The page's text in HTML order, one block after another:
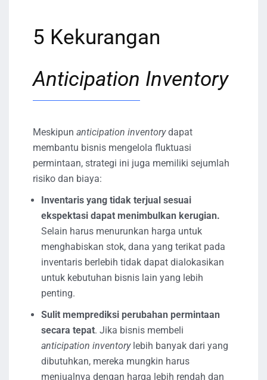
5 Kekurangan
Anticipation Inventory
Meskipun anticipation inventorydapat
membantu bisnis mengelola fluktuasi
permintaan, strategi ini juga memiliki sejumlah
risiko dan biaya:
Inventaris yang tidak terjual sesuai
ekspektasi dapat menimbulkan kerugian.
Selain harus menurunkan harga untuk
menghabiskan stok, dana yang terikat pada
inventaris berlebih tidak dapat dialokasikan
untuk kebutuhan bisnis lain yang lebih
penting.
Sulit memprediksi perubahan permintaan
secara tepat. Jika bisnis membeli
anticipation inventorylebih banyak dari yang
dibutuhkan, mereka mungkin harus
menjualnya dengan harga lebih rendah dan